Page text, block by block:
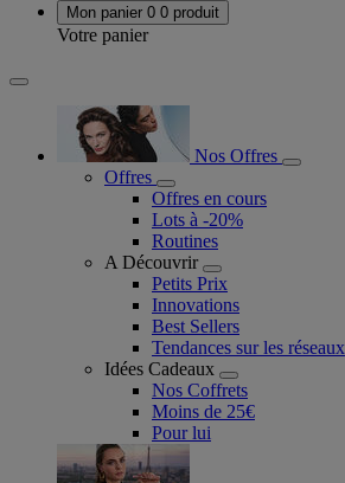
Mon panier 0 0 produit
Votre panier
Nos Offres
Offres
Offres en cours
Lots à -20%
Routines
A Découvrir
Petits Prix
Innovations
Best Sellers
Tendances sur les réseaux
Idées Cadeaux
Nos Coffrets
Moins de 25€
Pour lui